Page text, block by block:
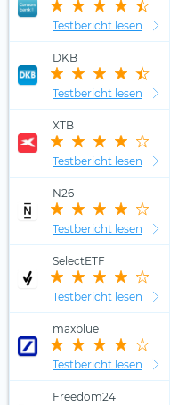
Testbericht lesen
DKB
Testbericht lesen
XTB
Testbericht lesen
N26
Testbericht lesen
SelectETF
Testbericht lesen
maxblue
Testbericht lesen
Freedom24